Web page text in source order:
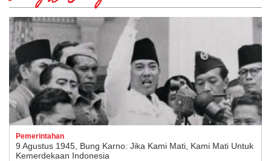
Pemerintahan
9 Agustus 1945, Bung Karno: Jika Kami Mati, Kami Mati Untuk
Kemerdekaan Indonesia